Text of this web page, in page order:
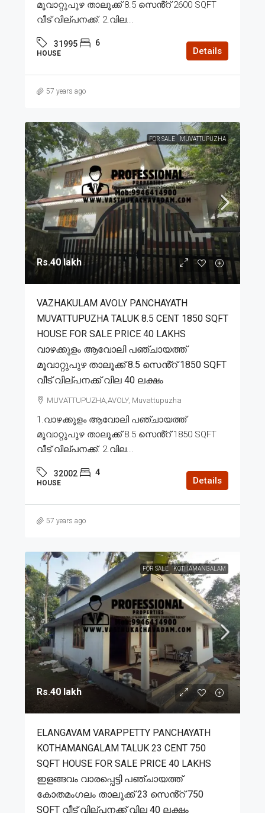
മൂവാറ്റുപുഴ താലൂക്ക് 8.5 സെൻ്റ് 2600 SQFT
വീട് വില്പനക്ക്. 2.വില...
31995 6
HOUSE Details
57 years ago
FOR SALE MUVATTUPUZHA
Rs.40 lakh
VAZHAKULAM AVOLY PANCHAYATH
MUVATTUPUZHA TALUK 8.5 CENT 1850 SQFT
HOUSE FOR SALE PRICE 40 LAKHS
വാഴക്കുളം ആവോലി പഞ്ചായത്ത്
മൂവാറ്റുപുഴ താലൂക്ക് 8.5 സെൻ്റ് 1850 SQFT
വീട് വില്പനക്ക് വില 40 ലക്ഷം
MUVATTUPUZHA,AVOLY, Muvattupuzha
1.വാഴക്കുളം ആവോലി പഞ്ചായത്ത്
മൂവാറ്റുപുഴ താലൂക്ക് 8.5 സെൻ്റ് 1850 SQFT
വീട് വില്പനക്ക്. 2.വില...
32002 4
HOUSE Details
57 years ago
FOR SALE KOTHAMANGALAM
Rs.40 lakh
ELANGAVAM VARAPPETTY PANCHAYATH
KOTHAMANGALAM TALUK 23 CENT 750
SQFT HOUSE FOR SALE PRICE 40 LAKHS
ഇളങ്ങവം വാരപ്പെട്ടി പഞ്ചായത്ത്
കോതമംഗലം താലൂക്ക് 23 സെൻ്റ് 750
SQFT വീട് വില്പനക്ക് വില 40 ലക്ഷം